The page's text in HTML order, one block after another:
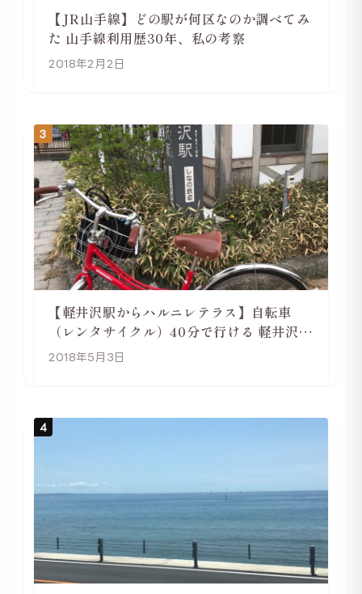
【JR山手線】どの駅が何区なのか調べてみ
た 山手線利用歴30年、私の考察
2018年2月2日
3
【軽井沢駅からハルニレテラス】自転車
（レンタサイクル）40分で行ける 軽井沢旅
行は自転車利用がおススメ
2018年5月3日
4